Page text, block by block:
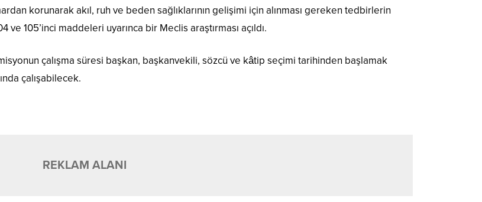
korunarak akıl, ruh ve beden sağlıklarının gelişimi için alınması gereken tedbirlerin
ve 105’inci maddeleri uyarınca bir Meclis araştırması açıldı.
çalışma süresi başkan, başkanvekili, sözcü ve kâtip seçimi tarihinden başlamak
çalışabilecek.
REKLAM ALANI